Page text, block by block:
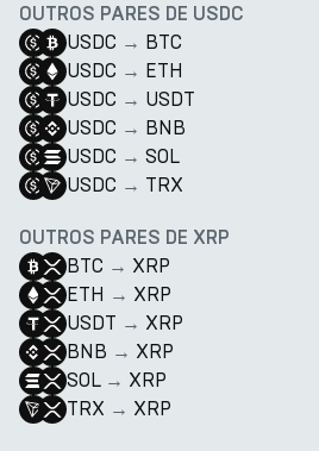
OUTROS PARES DE USDC
USDC → BTC
USDC → ETH
USDC → USDT
USDC → BNB
USDC → SOL
USDC → TRX
OUTROS PARES DE XRP
BTC → XRP
ETH → XRP
USDT → XRP
BNB → XRP
SOL → XRP
TRX → XRP